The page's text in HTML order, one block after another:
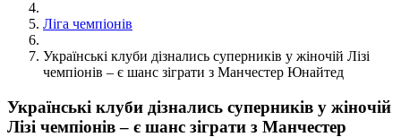
Ліга чемпіонів
Українські клуби дізнались суперників у жіночій Лізі
чемпіонів – є шанс зіграти з Манчестер Юнайтед
Українські клуби дізнались суперників у жіночій
Лізі чемпіонів – є шанс зіграти з Манчестер